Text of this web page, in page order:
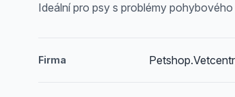
Ideální pro psy s problémy pohybového
Firma